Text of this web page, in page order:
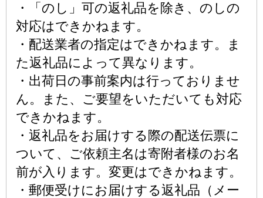
・「のし」可の返礼品を除き、のしの
対応はできかねます。
・配送業者の指定はできかねます。ま
た返礼品によって異なります。
・出荷日の事前案内は行っておりませ
ん。また、ご要望をいただいても対応
できかねます。
・返礼品をお届けする際の配送伝票に
ついて、ご依頼主名は寄附者様のお名
前が入ります。変更はできかねます。
・郵便受けにお届けする返礼品（メー